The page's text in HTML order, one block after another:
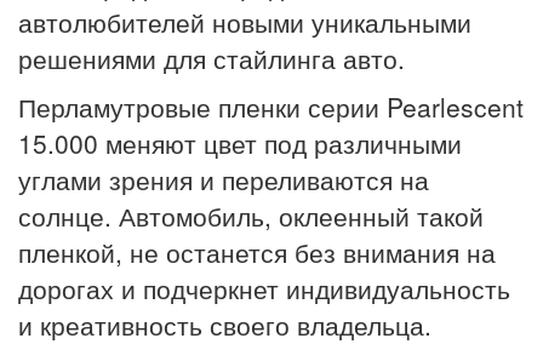
автолюбителей новыми уникальными
решениями для стайлинга авто.
Перламутровые пленки серии Pearlescent
15.000 меняют цвет под различными
углами зрения и переливаются на
солнце. Автомобиль, оклеенный такой
пленкой, не останется без внимания на
дорогах и подчеркнет индивидуальность
и креативность своего владельца.